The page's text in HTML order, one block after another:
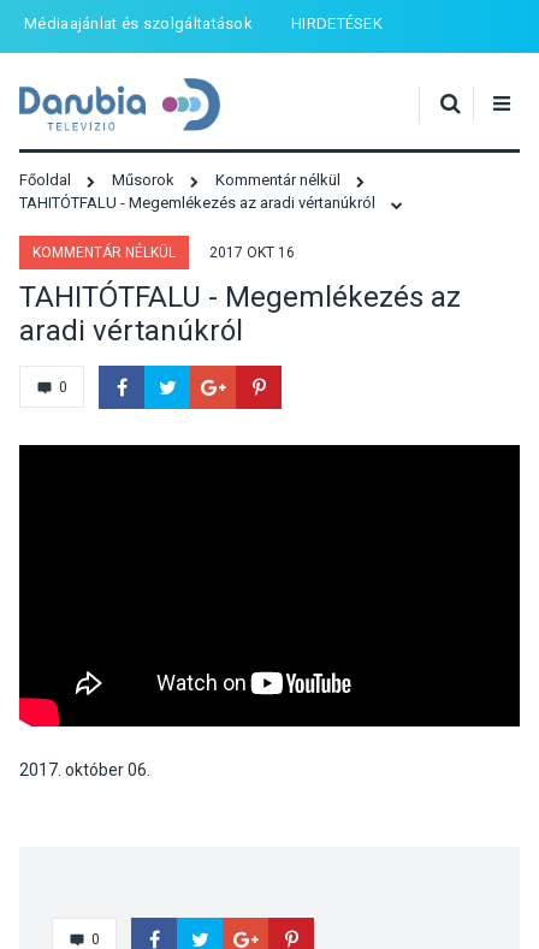
Médiaajánlat és szolgáltatások HIRDETÉSEK
Főoldal Műsorok
Kommentár nélkül
TAHITÓTFALU - Megemlékezés az aradi vértanúkról
KOMMENTÁR NÉLKÜL 2017 OKT 16
TAHITÓTFALU - Megemlékezés az
aradi vértanúkról
0
2017. október 06.
0